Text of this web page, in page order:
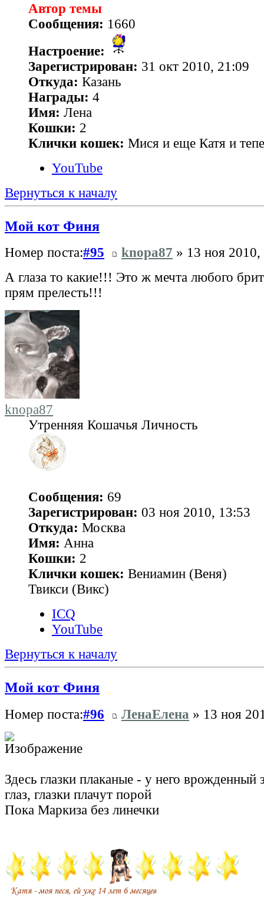
Автор темы
Сообщения: 1660
Настроение:
Зарегистрирован: 31 окт 2010, 21:09
Откуда: Казань
Награды: 4
Имя: Лена
Кошки: 2
Клички кошек: Мися и еще Катя и
YouTube
Вернуться к началу
Мой кот Финя
Номер поста:#95 knopa87 » 13 ноя
А глаза то какие!!! Это ж мечта любого
прям прелесть!!!
knopa87
Утренняя Кошачья Личность
Сообщения: 69
Зарегистрирован: 03 ноя 2010, 13:53
Откуда: Москва
Имя: Анна
Кошки: 2
Клички кошек: Вениамин (Веня)
Твикси (Викс)
ICQ
YouTube
Вернуться к началу
Мой кот Финя
Номер поста:#96 ЛенаЕлена » 13 ноя
Здесь глазки плаканые - у него врожденный
глаз, глазки плачут порой
Пока Маркиза без линечки